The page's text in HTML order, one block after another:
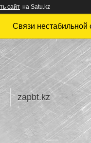
сайт на Satu.kz
Связи нестабильной
zapbt.kz